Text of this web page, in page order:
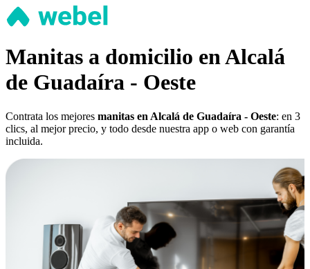
Manitas a domicilio en Alcalá
de Guadaíra - Oeste
Contrata los mejores manitas en Alcalá de Guadaíra - Oeste: en 3
clics, al mejor precio, y todo desde nuestra app o web con garantía
incluida.